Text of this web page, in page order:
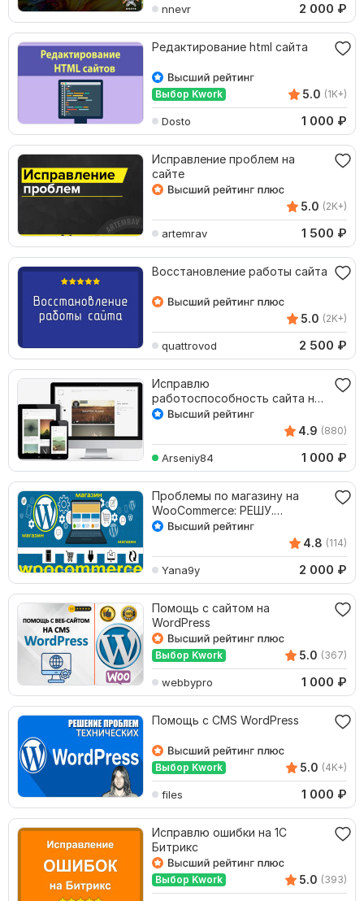
nnevr 2 000 ₽
Редактирование html сайта
Выбор Kwork 5.0 (1K+)
Dosto 1 000 ₽
Исправление проблем на
сайте
5.0 (2K+)
artemrav 1 500 ₽
Восстановление работы сайта
5.0 (2K+)
quattrovod 2 500 ₽
Исправлю
работоспособность сайта на
ВордПресс
4.9 (880)
Arseniy84 1 000 ₽
Проблемы по магазину на
WooCommerce: РЕШУ.
Настройки, доп. функционала
4.8 (114)
Yana9y 2 000 ₽
Помощь с сайтом на
WordPress
Выбор Kwork 5.0 (367)
webbypro 1 000 ₽
Помощь с CMS WordPress
Выбор Kwork 5.0 (4K+)
files 1 000 ₽
Исправлю ошибки на 1С
Битрикс
Выбор Kwork 5.0 (393)